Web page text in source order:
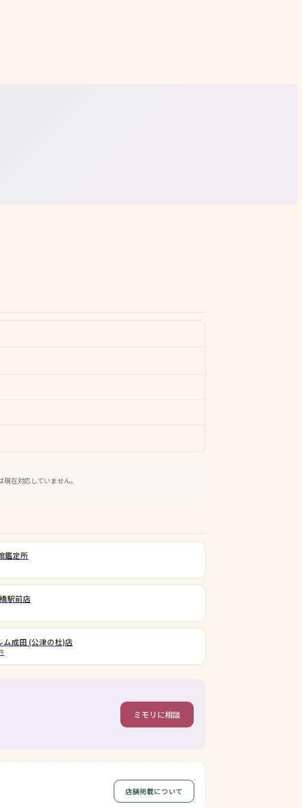
在対応していません。
鑑定所
駅前店
成田 (公津の杜)店
ミモリに相談
店舗掲載について